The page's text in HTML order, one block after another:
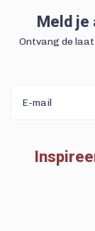
Meld je
Ontvang de